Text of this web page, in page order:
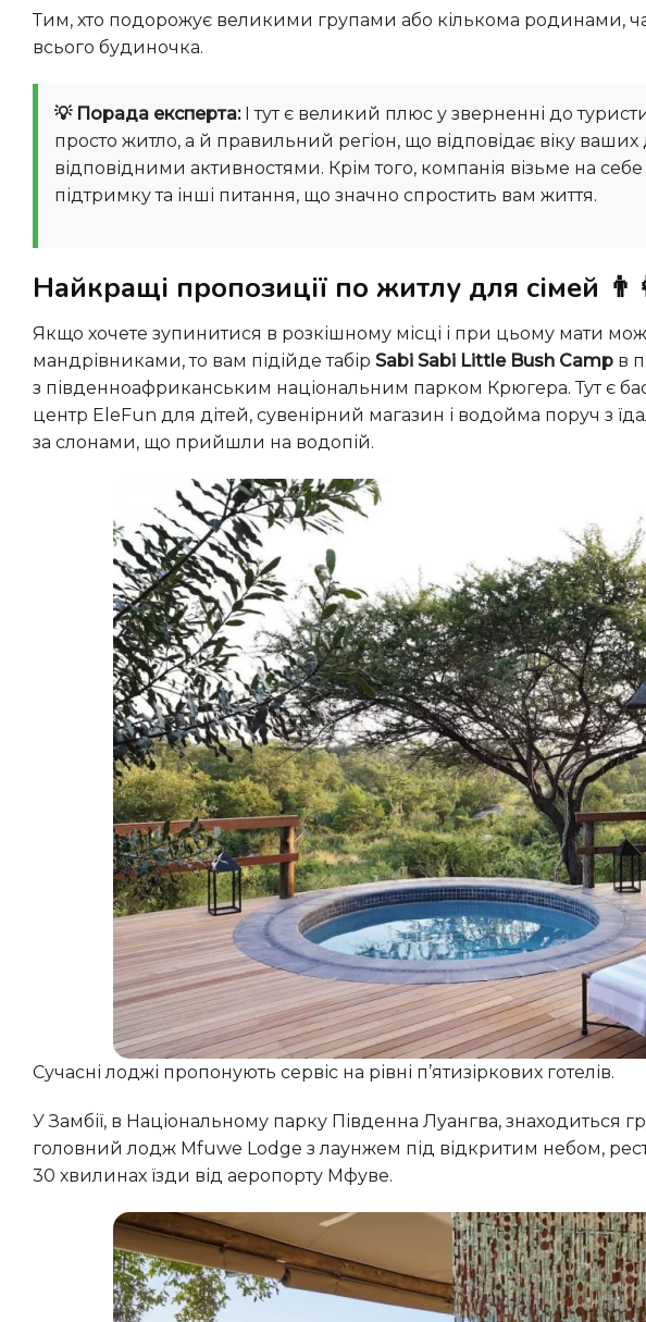
Тим, хто подорожує великими групами або кількома родинами, часто пропонуються знижки при бронюванні
всього будиночка.
💡 Порада експерта:І тут є великий плюс у зверненні до
просто житло, а й правильний регіон, що відповідає віку
відповідними активностями. Крім того, компанія візьме на себе
підтримку та інші питання, що значно спростить вам життя.
Найкращі пропозиції по житлу для сімей
Якщо хочете зупинитися в розкішному місці і при цьому мати можливість знайомитися з іншими
мандрівниками, то вам підійде табір Sabi Sabi Little Bush Camp в
з південноафриканським національним парком Крюгера. Тут є
центр EleFun для дітей, сувенірний магазин і водойма поруч з
за слонами, що прийшли на водопій.
Сучасні лоджі пропонують сервіс на рівні п’ятизіркових готелів.
У Замбії, в Національному парку Південна Луангва, знаходиться
головний лодж Mfuwe Lodge з лаунжем під відкритим небом,
30 хвилинах їзди від аеропорту Мфуве.